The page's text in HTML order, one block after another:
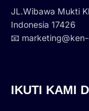
JL.Wibawa Mukti
Indonesia 17426
📧
IKUTI KAMI